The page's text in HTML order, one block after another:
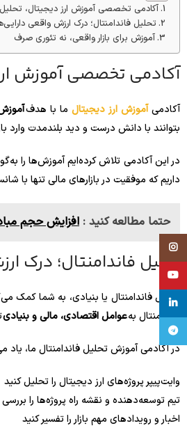
آکادمی تخصصی آموزش ارز دیجیتال، تحلیل
تحلیل فاندامنتال؛ درک ارزش واقعی
آموزش برای بازار واقعی، نه تئوری صرف
آکادمی تخصصی آموزش ارز
آکادمیآموزش ارز دیجیتال ما با هدف
بتوانند با دانش درست و دید بلندمدت وارد
در این آکادمی تلاش کرده‌ایم آموزش‌ها را
داریم که موفقیت در بازارهای مالی تنها با
حتما مطالعه کنید : افزایش حجم
تحلیل فاندامنتال؛ درک
تحلیل فاندامنتال یا بنیادی، به شما کمک
فاندامنتال بهعوامل اقتصادی، مالی و بنیادی
در آکادمی آموزش تحلیل فاندامنتال ما، یاد
وایت‌پیپر پروژه‌های ارز دیجیتال را تحلیل کنید
تیم توسعه‌دهنده و نقشه راه پروژه‌ها را بررسی
اخبار و رویدادهای مهم بازار را تفسیر کنید
YouTube
linkedin